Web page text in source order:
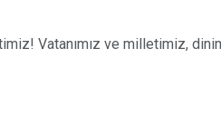
Vatanımız ve milletimiz,